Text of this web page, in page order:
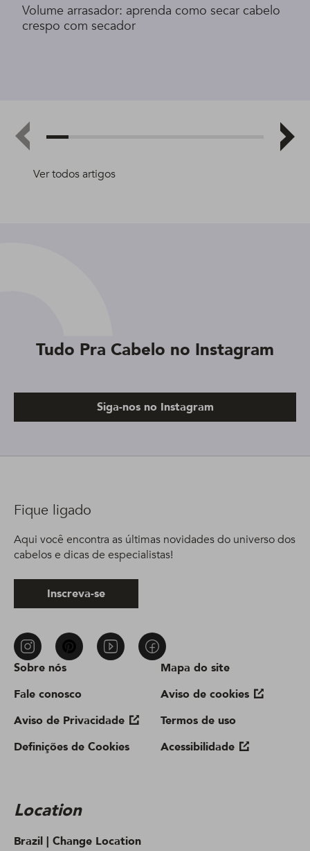
Ver todos artigos
Volume arrasador: aprenda como secar cabelo
crespo com secador
Tudo Pra Cabelo no Instagram
Siga-nos no Instagram
Sobre nós
Fale conosco
Aviso de Privacidade
Definições de Cookies
Mapa do site
Aviso de cookies
Termos de uso
Acessibilidade
Location
Brazil | Change Location
Fique ligado
Aqui você encontra as últimas novidades do universo dos
cabelos e dicas de especialistas!
Inscreva-se